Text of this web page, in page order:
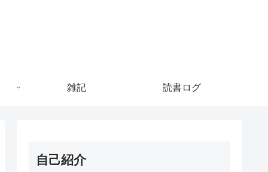
雑記 読書ログ
自己紹介